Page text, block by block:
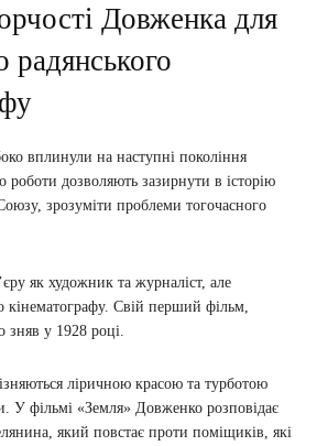
Довженка для
радянського
вплинули на наступні покоління
роботи дозволяють зазирнути в історію
зрозуміти проблеми тогочасного
як художник та журналіст, але
кінематографу. Свій перший фільм,
у 1928 році.
ліричною красою та турботою
У фільмі «Земля» Довженко розповідає
який повстає проти поміщиків, які